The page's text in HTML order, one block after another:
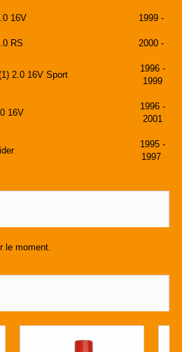
16V 1999 -
RS 2000 -
2.0 16V Sport
1996 -
1999
16V
1996 -
2001
1995 -
1997
le moment.